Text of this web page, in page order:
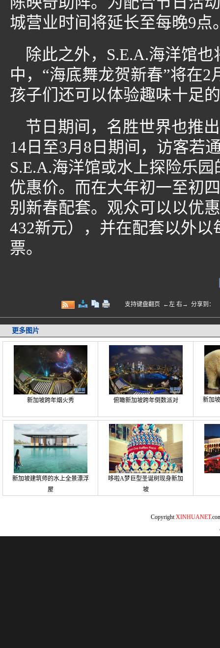
城营业时间将延长至每晚9点
除此之外，S.E.A.海洋馆也
中，“海底舞龙贺新春”将在
孩子们还可以体验趣味十足
节日期间，名胜世界也推
14日至3月8日期间，访客若
S.E.A.海洋馆或水上探险乐
优惠价。而在大年初一至初
别新春配套。观众可以以优
432新元），并在配套以外
票。
支持键盘翻页 ←左 右→ 分享到：
更多图片
新加坡跨年烟火秀 俯瞰新加坡跨年倒数派对 新加
新加坡建筑师的水上全景漂浮
屋
哆啦A梦巨型圣诞树现身新加
坡
CopyrightXINHUANET